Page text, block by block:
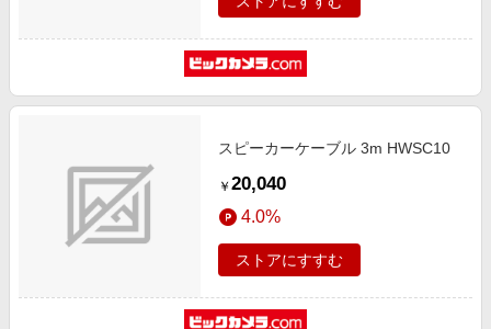
スピーカーケーブル 3m HWSC10
￥ 20,040
4.0%
ストアにすすむ